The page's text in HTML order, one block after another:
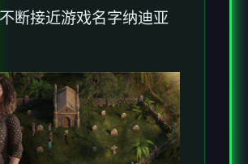
断接近游戏名字纳迪亚